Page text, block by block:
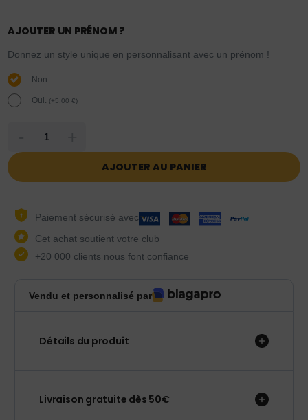
AJOUTER UN PRÉNOM ?
Donnez un style unique en personnalisant avec un prénom !
Non
Oui. (+5,00€)
AJOUTER AU PANIER
Paiement sécurisé avec
Cet achat soutient votre club
+20 000 clients nous font confiance
Vendu et personnalisé par
Détails du produit
Livraison gratuite dès 50€